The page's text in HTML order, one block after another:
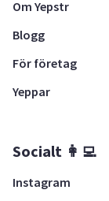
Om Yepstr
Blogg
För företag
Yeppar
Socialt 👩‍💻
Instagram